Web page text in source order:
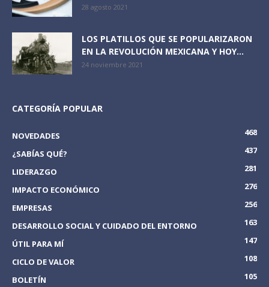
28 agosto 2021
LOS PLATILLOS QUE SE POPULARIZARON
EN LA REVOLUCIÓN MEXICANA Y HOY...
24 noviembre 2021
CATEGORÍA POPULAR
NOVEDADES
468
¿SABÍAS QUÉ?
437
LIDERAZGO
281
IMPACTO ECONÓMICO
276
EMPRESAS
256
DESARROLLO SOCIAL Y CUIDADO DEL ENTORNO
163
ÚTIL PARA MÍ
147
CICLO DE VALOR
108
BOLETÍN
105